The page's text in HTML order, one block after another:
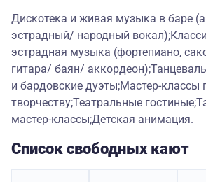
Дискотека и живая музыка в баре
эстрадный/ народный
эстрадная музыка (фортепиано,
гитара/ баян/
и бардовские дуэты;Мастер-классы
творчеству;Театральные
мастер-классы;Детская анимация.
Список свободных кают